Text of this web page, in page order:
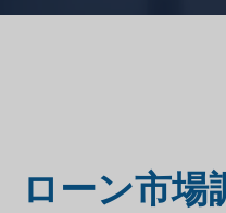
ローン市場